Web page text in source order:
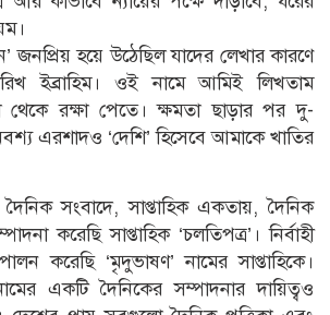
জনপ্রিয় হয়ে উঠেছিল যাদের লেখার কারণে
ইব্রাহিম। ওই নামে আমিই লিখতাম
রক্ষা পেতে। ক্ষমতা ছাড়ার পর দু-
এরশাদও ‘দেশি’ হিসেবে আমাকে খাতির
সংবাদে, সাপ্তাহিক একতায়, দৈনিক
করেছি সাপ্তাহিক ‘চলতিপত্র’। নির্বাহী
করেছি ‘মৃদুভাষণ’ নামের সাপ্তাহিকে।
একটি দৈনিকের সম্পাদনার দায়িত্বও